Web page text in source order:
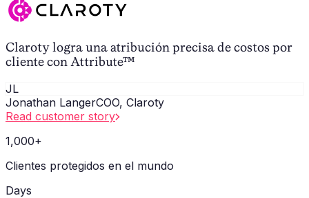
Claroty logra una atribución precisa de costos por
cliente con Attribute™
JL
Jonathan LangerCOO, Claroty
Read customer story
1,000+
Clientes protegidos en el mundo
Days